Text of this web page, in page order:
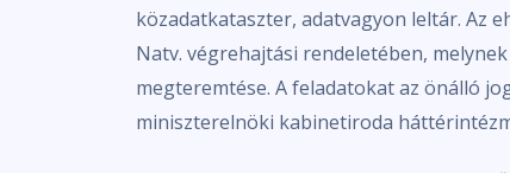
közadatkataszter, adatvagyon leltár. Az
Natv. végrehajtási rendeletében,
megteremtése. A feladatokat az önálló
miniszterelnöki kabinetiroda